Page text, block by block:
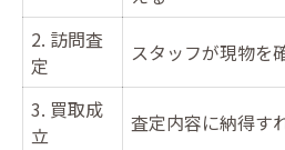
2. 訪問査
定
スタッフが現物を
3. 買取成
立
査定内容に納得す